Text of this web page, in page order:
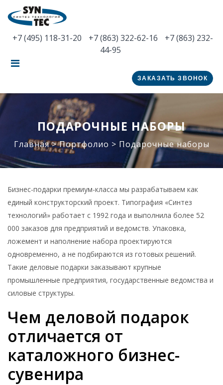
+7 (495) 118-31-20 +7 (863) 322-62-16
+7 (863) 232-
44-95
ЗАКАЗАТЬ ЗВОНОК
ПОДАРОЧНЫЕ НАБОРЫ
Главная>Портфолио > Подарочные наборы
Бизнес-подарки премиум-класса мы разрабатываем как
единый конструкторский проект. Типография «Синтез
технологий» работает с 1992 года и выполнила более 52
000 заказов для предприятий и ведомств. Упаковка,
ложемент и наполнение набора проектируются
одновременно, а не подбираются из готовых решений.
Такие деловые подарки заказывают крупные
промышленные предприятия, государственные ведомства и
силовые структуры.
Чем деловой подарок
отличается от
каталожного бизнес-
сувенира